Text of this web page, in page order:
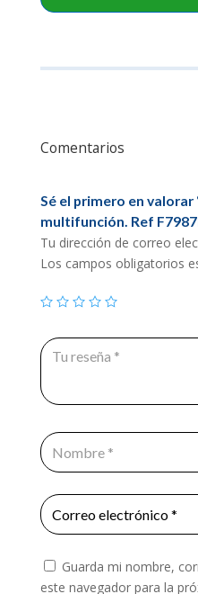
Comentarios
Sé el primero en valorar
multifunción. Ref
Tu dirección de correo
Los campos obligatorios
Guarda mi nombre,
este navegador para la